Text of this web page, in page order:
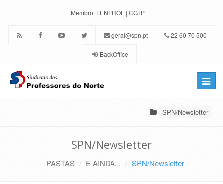
Membro: FENPROF | CGTP
geral@spn.pt 22 60 70 500
BackOffice
Toggle
SPN/Newsletter
SPN/Newsletter
PASTAS E AINDA... SPN/Newsletter